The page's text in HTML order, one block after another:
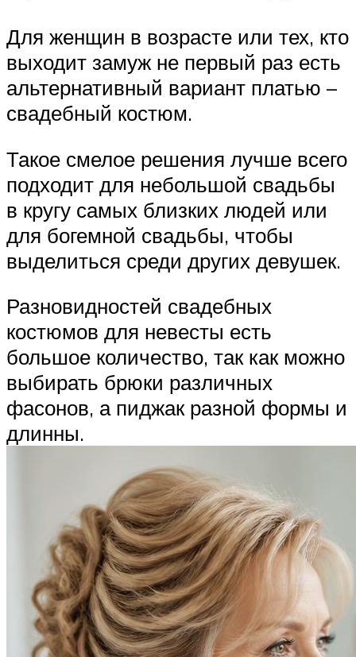
Для женщин в возрасте или тех, кто
выходит замуж не первый раз есть
альтернативный вариант платью –
свадебный костюм.
Такое смелое решения лучше всего
подходит для небольшой свадьбы
в кругу самых близких людей или
для богемной свадьбы, чтобы
выделиться среди других девушек.
Разновидностей свадебных
костюмов для невесты есть
большое количество, так как можно
выбирать брюки различных
фасонов, а пиджак разной формы и
длинны.